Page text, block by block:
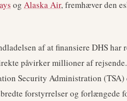
og Alaska Air, fremhæver den
af at finansiere DHS har
påvirker millioner af
Security Administration (TSA)
forstyrrelser og forlængede